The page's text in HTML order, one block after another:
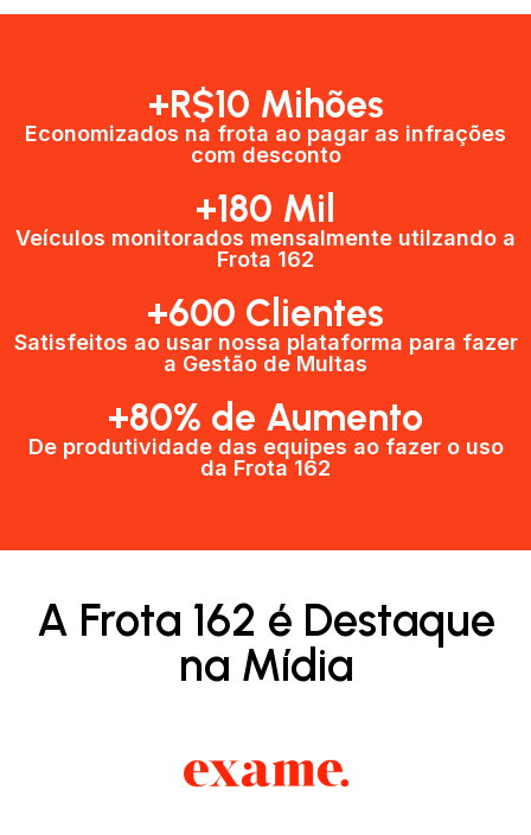
+R$10 Mihões
Economizados na frota ao pagar as infrações
com desconto
+180 Mil
Veículos monitorados mensalmente utilzando a
Frota 162
+600 Clientes​
Satisfeitos ao usar nossa plataforma para fazer
a Gestão de Multas​
+80% de Aumento
De produtividade das equipes ao fazer o uso
da Frota 162​
A Frota 162 é Destaque
na Mídia